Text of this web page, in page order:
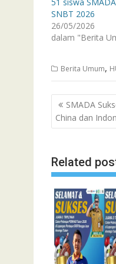
SNBT 2026
26/05/2026
dalam "Berita
Berita Umum,
Navigasi
pos
SMADA
China dan
Related